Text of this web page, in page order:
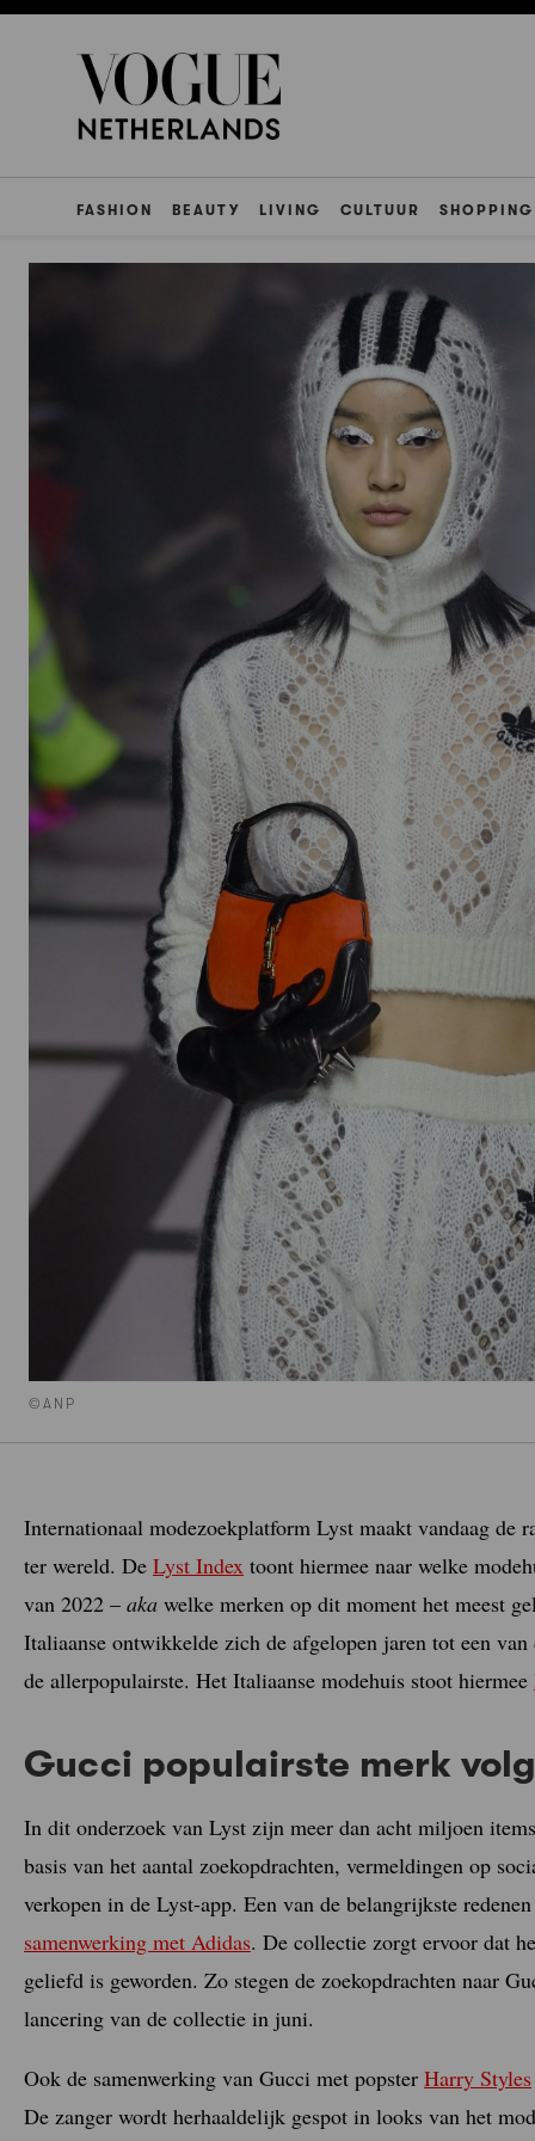
FASHION BEAUTY LIVING CULTUUR SHOPPING
©ANP
Internationaal modezoekplatform Lyst maakt vandaag de
ter wereld. De Lyst Index toont hiermee naar welke
van 2022 – aka welke merken op dit moment het meest
Italiaanse ontwikkelde zich de afgelopen jaren tot een
de allerpopulairste. Het Italiaanse modehuis stoot hiermee
Gucci populairste merk
In dit onderzoek van Lyst zijn meer dan acht miljoen
basis van het aantal zoekopdrachten, vermeldingen op
verkopen in de Lyst-app. Een van de belangrijkste
samenwerking met Adidas. De collectie zorgt ervoor dat
geliefd is geworden. Zo stegen de zoekopdrachten naar
lancering van de collectie in juni.
Ook de samenwerking van Gucci met popster Harry Styles
De zanger wordt herhaaldelijk gespot in looks van het